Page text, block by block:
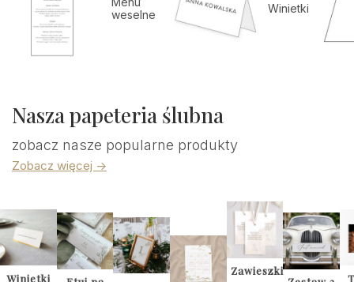
weselne
Winietki
Nasza papeteria ślubna
zobacz nasze popularne produkty
Zobacz więcej ->
Winietki
Zawieszki